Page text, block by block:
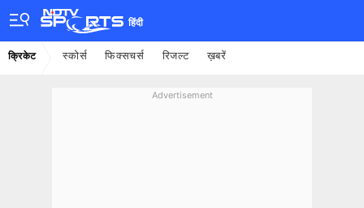
हिंदी
क्रिकेट स्कोर्स फिक्सचर्स रिजल्ट ख़बरें
Advertisement